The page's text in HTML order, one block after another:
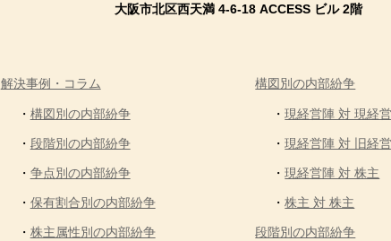
大阪市北区西天満 4-6-18 ACCESS ビル 2階
解決事例・コラム
構図別の内部紛争
段階別の内部紛争
争点別の内部紛争
保有割合別の内部紛争
株主属性別の内部紛争
構図別の内部紛争
現経営陣 対 現経
現経営陣 対 旧経
現経営陣 対 株主
株主 対 株主
段階別の内部紛争